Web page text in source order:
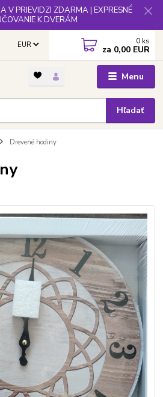
V PRIEVIDZI ZDARMA | EXPRESNÉ
K DVERÁM
Menu
EUR
Hľadať
0 ks
za 0,00 EUR
Drevené hodiny